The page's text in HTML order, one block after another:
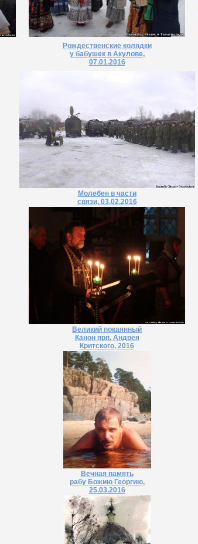
Рождественские колядки
у бабушек в Акулове,
07.01.2016
Молебен в части
связи, 03.02.2016
Великий покаянный
Канон прп. Андрея
Критского, 2016
Вечная память
рабу Божию Георгию,
25.03.2016